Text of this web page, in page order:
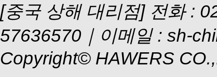
[중국 상해 대리점] 전화 :
57636570｜이메일 : sh-
Copyright© HAWERS